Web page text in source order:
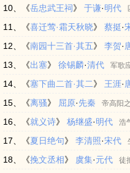
力请客。客不得已，与偕行。将至斗
野，百步见人。客驰下，吹觱篥数声
应声落马，马首裂。众贼环而进，客
矣。”尘滚滚东向驰去。后遂不复至
之。予读陈同甫《中兴遗传》，豪俊
之自有时欤？子灿遇大铁椎为壬寅岁
阳侯之泛滥兮，忽翱翔之焉薄。心絓
而来东。羌灵魂之欲归兮，何须臾而
兮，悲江介之遗风。当陵阳之焉至兮
接。惟郢路之辽远兮，江与夏之不可
兮，谌荏弱而难持。忠湛湛而愿进兮
愠惀之修美兮，好夫人之慷慨。众踥
死必首丘。信非吾罪而弃逐兮，何日夜
冠盖雍容半旧卿。歌泣不成天已暮，
10、《岳忠武王祠》于谦·明代
积，清山荒冢白云多。(“清山”一作“青
11、《喜迁莺·霜天秋晓》蔡挺·
骑曲悲壮，尽道君恩须报。塞垣乐，
骄虏尚宽天讨。岁华向晚愁思，谁念
12、《南园十三首·其五》李贺·
13、《出塞》徐锡麟·清代 军歌
14、《塞下曲二首·其二》 王涯·
15、《离骚》 屈原·先秦 帝高阳
嘉名：名余曰正则兮，字余曰灵均。
恐年岁之不吾与。朝搴阰之木兰兮，
通：唯)不抚壮而弃秽兮，何不改乎此
16、《就义诗》杨继盛·明代 浩
17、《夏日绝句》李清照·宋代
18、《挽文丞相》 虞集·元代 徒